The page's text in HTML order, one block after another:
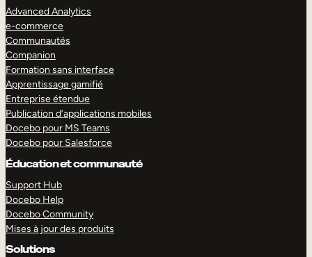
Advanced Analytics
e-commerce
Communautés
Companion
Formation sans interface
Apprentissage gamifié
Entreprise étendue
Publication d’applications mobiles
Docebo pour MS Teams
Docebo pour Salesforce
Éducation et communauté
Support Hub
Docebo Help
Docebo Community
Mises à jour des produits
Solutions